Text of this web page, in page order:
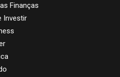
Finanças
Investir